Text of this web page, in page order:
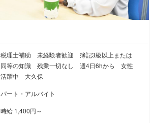
税理士補助 未経験者歓迎 簿記3級以上または
同等の知識 残業一切なし 週4日6hから 女性
活躍中 大久保
パート・アルバイト
時給 1,400円～